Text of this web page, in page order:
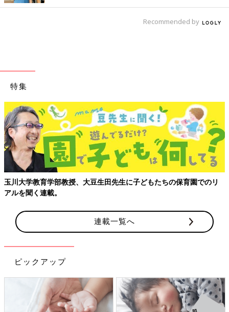
Recommended by
特集
玉川大学教育学部教授、大豆生田先生に子どもたちの保育園でのリ
アルを聞く連載。
連載一覧へ
ピックアップ